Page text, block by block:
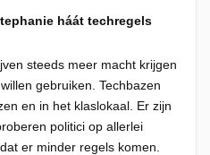
háát techregels
steeds meer macht krijgen
gebruiken. Techbazen
en in het klaslokaal. Er zijn
politici op allerlei
er minder regels komen.